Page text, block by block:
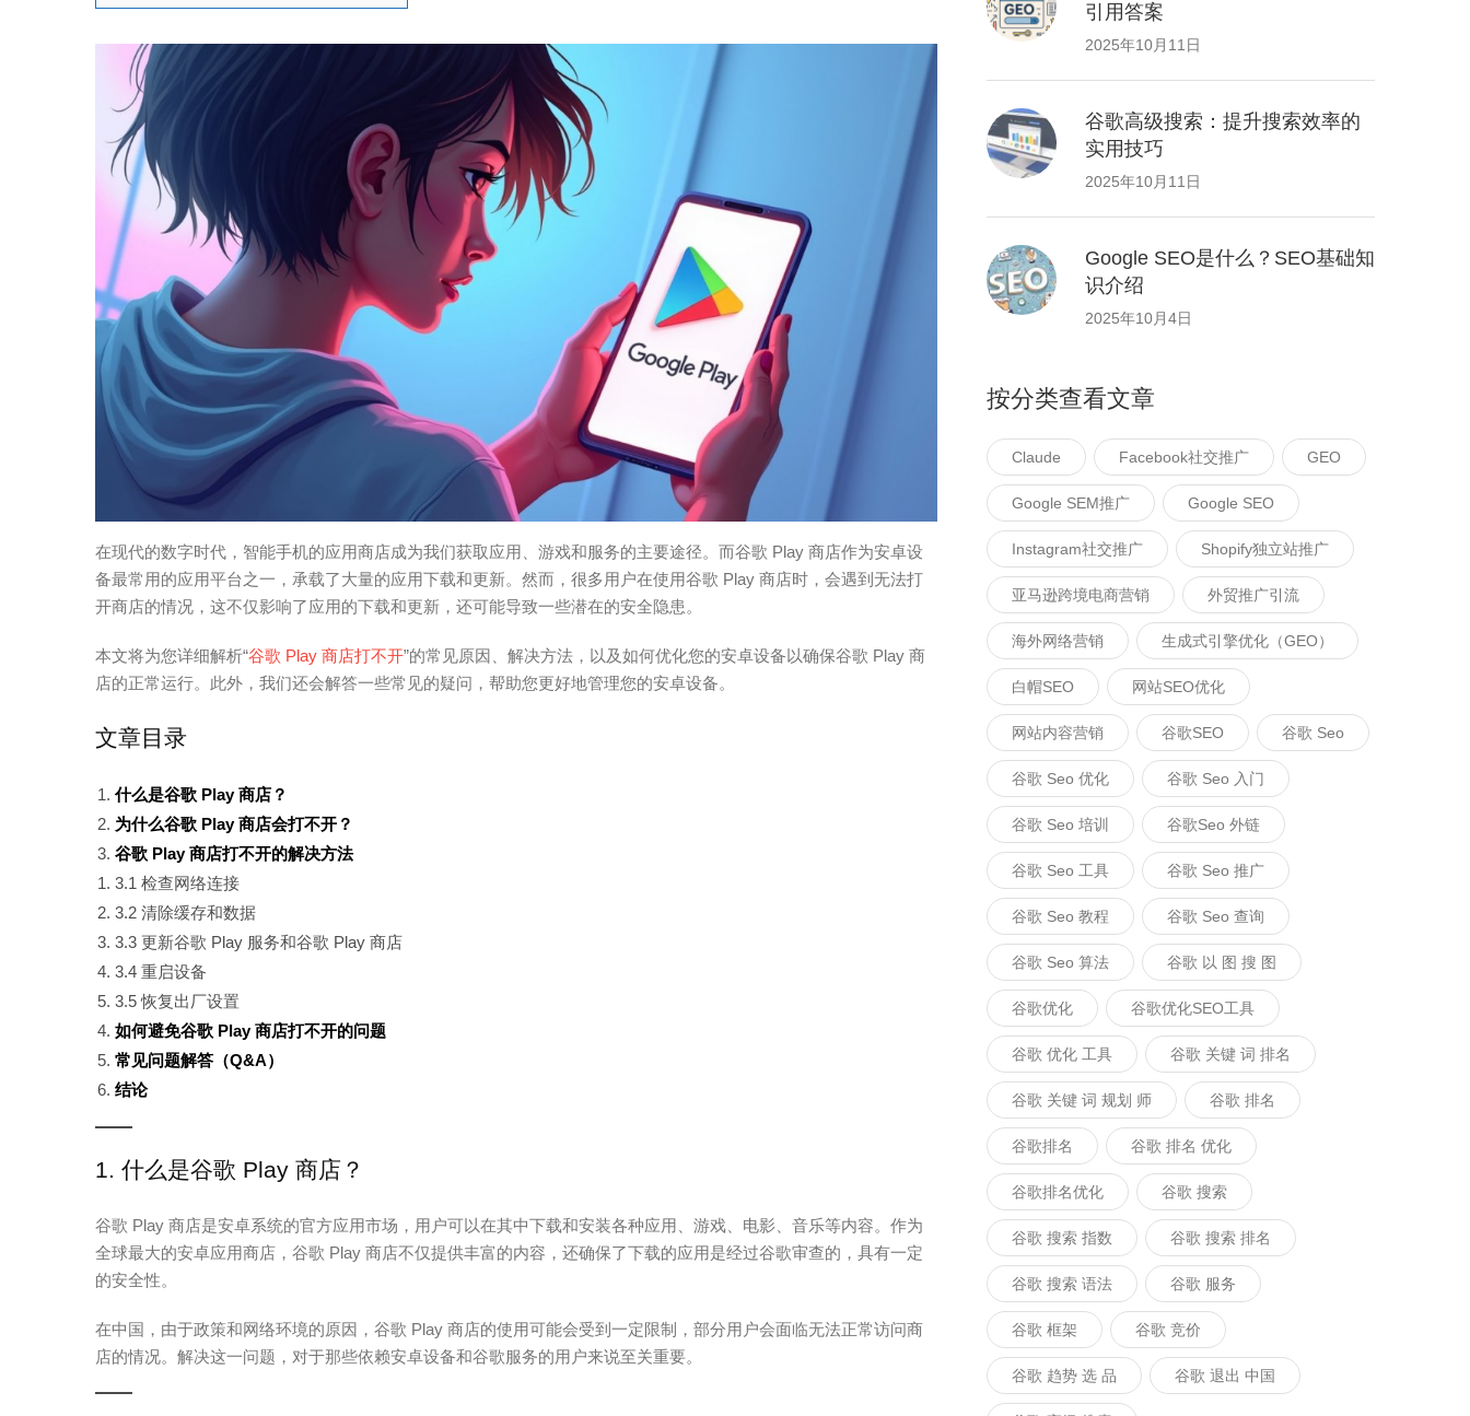
在现代的数字时代，智能手机的应用商店成为我们获取应用、游戏和服务的主要途径。而谷歌 Play 商店作为安卓设
备最常用的应用平台之一，承载了大量的应用下载和更新。然而，很多用户在使用谷歌 Play 商店时，会遇到无法打
开商店的情况，这不仅影响了应用的下载和更新，还可能导致一些潜在的安全隐患。
本文将为您详细解析“谷歌 Play 商店打不开”的常见原因、解决方法，以及如何优化您的安卓设备以确保谷歌 Play 商
店的正常运行。此外，我们还会解答一些常见的疑问，帮助您更好地管理您的安卓设备。
文章目录
什么是谷歌 Play 商店？
为什么谷歌 Play 商店会打不开？
谷歌 Play 商店打不开的解决方法
3.1 检查网络连接
3.2 清除缓存和数据
3.3 更新谷歌 Play 服务和谷歌 Play 商店
3.4 重启设备
3.5 恢复出厂设置
如何避免谷歌 Play 商店打不开的问题
常见问题解答（Q&A）
结论
1. 什么是谷歌 Play 商店？
谷歌 Play 商店是安卓系统的官方应用市场，用户可以在其中下载和安装各种应用、游戏、电影、音乐等内容。作为
全球最大的安卓应用商店，谷歌 Play 商店不仅提供丰富的内容，还确保了下载的应用是经过谷歌审查的，具有一定
的安全性。
在中国，由于政策和网络环境的原因，谷歌 Play 商店的使用可能会受到一定限制，部分用户会面临无法正常访问商
店的情况。解决这一问题，对于那些依赖安卓设备和谷歌服务的用户来说至关重要。
引用答案
2025年10月11日
谷歌高级搜索：提升搜索效率的
实用技巧
2025年10月11日
Google SEO是什么？SEO基础知
识介绍
2025年10月4日
按分类查看文章
Claude Facebook社交推广 GEO
Google SEM推广 Google SEO
Instagram社交推广 Shopify独立站推广
亚马逊跨境电商营销 外贸推广引流
海外网络营销 生成式引擎优化（GEO）
白帽SEO 网站SEO优化
网站内容营销 谷歌SEO 谷歌 Seo
谷歌 Seo 优化 谷歌 Seo 入门
谷歌 Seo 培训 谷歌seo 外链
谷歌 Seo 工具 谷歌 Seo 推广
谷歌 Seo 教程 谷歌 Seo 查询
谷歌 Seo 算法 谷歌 以 图 搜 图
谷歌优化 谷歌优化SEO工具
谷歌 优化 工具 谷歌 关键 词 排名
谷歌 关键 词 规划 师 谷歌 排名
谷歌排名 谷歌 排名 优化
谷歌排名优化 谷歌 搜索
谷歌 搜索 指数 谷歌 搜索 排名
谷歌 搜索 语法 谷歌 服务
谷歌 框架 谷歌 竞价
谷歌 趋势 选 品 谷歌 退出 中国